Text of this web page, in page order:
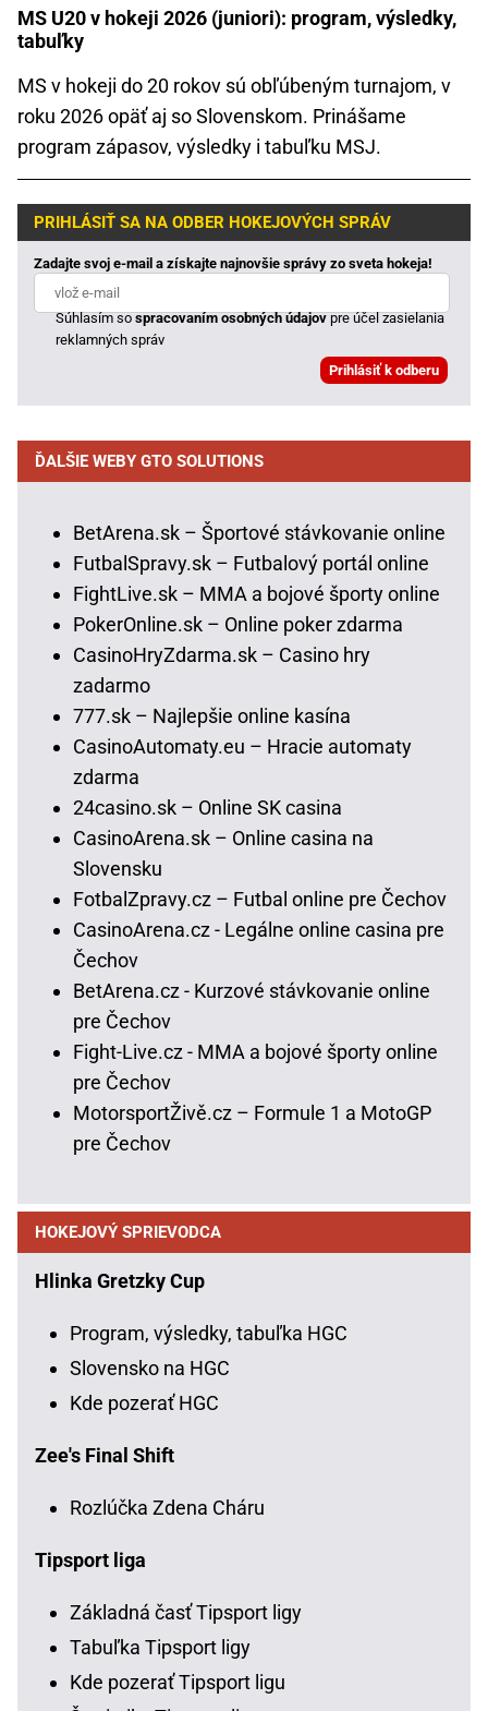
MS U20 v hokeji 2026 (juniori): program, výsledky,
tabuľky
MS v hokeji do 20 rokov sú obľúbeným turnajom, v
roku 2026 opäť aj so Slovenskom. Prinášame
program zápasov, výsledky i tabuľku MSJ.
PRIHLÁSIŤ SA NA ODBER HOKEJOVÝCH SPRÁV
Zadajte svoj e-mail a získajte najnovšie správy zo sveta hokeja!
Súhlasím sospracovaním osobných údajovpre účel zasielania
reklamných správ
ĎALŠIE WEBY GTO SOLUTIONS
BetArena.sk – Športové stávkovanie online
FutbalSpravy.sk – Futbalový portál online
FightLive.sk – MMA a bojové športy online
PokerOnline.sk – Online poker zdarma
CasinoHryZdarma.sk – Casino hry
zadarmo
777.sk – Najlepšie online kasína
CasinoAutomaty.eu – Hracie automaty
zdarma
24casino.sk – Online SK casina
CasinoArena.sk – Online casina na
Slovensku
FotbalZpravy.cz – Futbal online pre Čechov
CasinoArena.cz - Legálne online casina pre
Čechov
BetArena.cz - Kurzové stávkovanie online
pre Čechov
Fight-Live.cz - MMA a bojové športy online
pre Čechov
MotorsportŽivě.cz – Formule 1 a MotoGP
pre Čechov
HOKEJOVÝ SPRIEVODCA
Hlinka Gretzky Cup
Program, výsledky, tabuľka HGC
Slovensko na HGC
Kde pozerať HGC
Zee's Final Shift
Rozlúčka Zdena Cháru
Tipsport liga
Základná časť Tipsport ligy
Tabuľka Tipsport ligy
Kde pozerať Tipsport ligu